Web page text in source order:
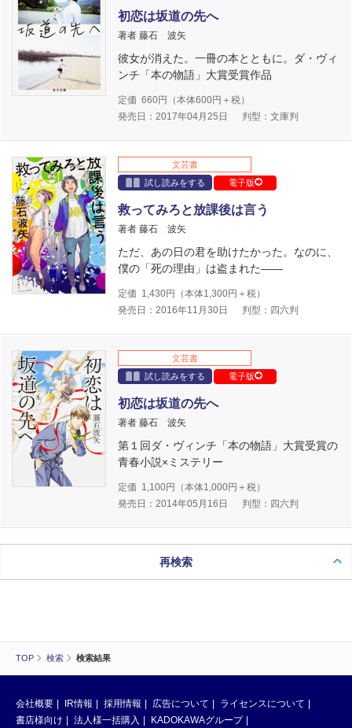
TOP 検索 検索結果
初恋は坂道の先へ
著者 藤石 波矢
彼女が消えた。一冊の本とともに。ダ・ヴィ
ンチ「本の物語」大賞受賞作品
定価 660円（本体600円＋税）
発売日：2017年04月25日
判型：文庫判
文芸書
試し読みをする
電子版
救ってみろと放課後は言う
著者 藤石 波矢
ただ、あの日の君を助けたかった。なのに、
僕の「死の理由」は盗まれた――
定価 1,430円（本体1,300円＋税）
発売日：2016年11月30日
判型：四六判
文芸書
試し読みをする
電子版
初恋は坂道の先へ
著者 藤石 波矢
第１回ダ・ヴィンチ「本の物語」大賞受賞の
青春小説×ミステリー
定価 1,100円（本体1,000円＋税）
発売日：2014年05月16日
判型：四六判
再検索
会社概要 IR情報 採用情報 広告について
ライセンスについて
書店様向け
法人様一括購入 KADOKAWAグループ